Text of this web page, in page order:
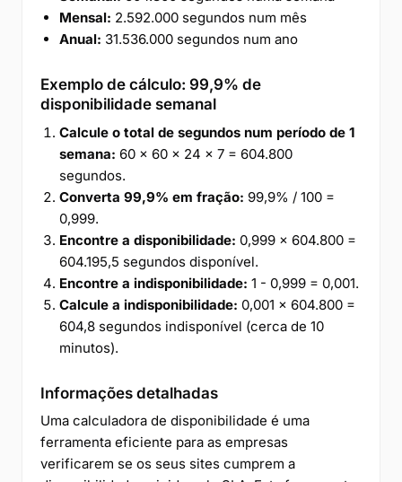
Mensal: 2.592.000 segundos num mês
Anual: 31.536.000 segundos num ano
Exemplo de cálculo: 99,9% de
disponibilidade semanal
Calcule o total de segundos num período de 1
semana: 60 × 60 × 24 × 7 = 604.800
segundos.
Converta 99,9% em fração: 99,9% / 100 =
0,999.
Encontre a disponibilidade: 0,999 × 604.800 =
604.195,5 segundos disponível.
Encontre a indisponibilidade: 1 - 0,999 = 0,001.
Calcule a indisponibilidade: 0,001 × 604.800 =
604,8 segundos indisponível (cerca de 10
minutos).
Informações detalhadas
Uma calculadora de disponibilidade é uma
ferramenta eficiente para as empresas
verificarem se os seus sites cumprem a